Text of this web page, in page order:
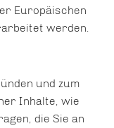
Europäischen
werden.
und zum
Inhalte, wie
die Sie an